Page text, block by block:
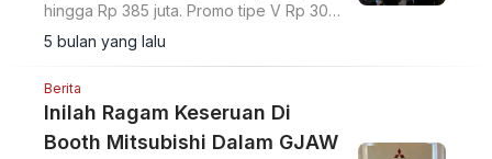
hingga Rp 385 juta. Promo tipe V Rp 303
juta.
5 bulan yang lalu
Berita
Inilah Ragam Keseruan Di
Booth Mitsubishi Dalam GJAW